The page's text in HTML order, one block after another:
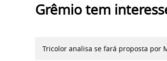
Grêmio tem
Tricolor analisa se fará proposta por